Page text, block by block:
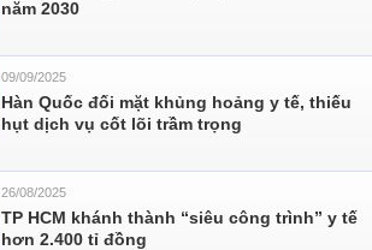
năm 2030
09/09/2025
Hàn Quốc đối mặt khủng hoảng y tế, thiếu
hụt dịch vụ cốt lõi trầm trọng
26/08/2025
TP HCM khánh thành “siêu công trình” y tế
hơn 2.400 tỉ đồng